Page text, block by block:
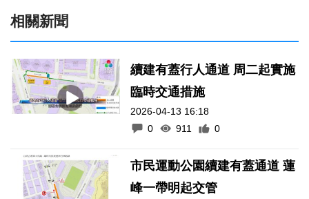
相關新聞
續建有蓋行人通道 周二起實施
臨時交通措施
2026-04-13 16:18
0
911 0
市民運動公園續建有蓋通道 蓮
峰一帶明起交管